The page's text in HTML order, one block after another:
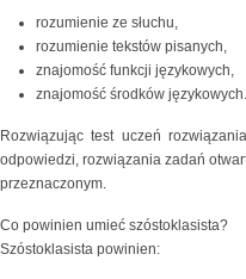
rozumienie ze słuchu,
rozumienie tekstów pisanych,
znajomość funkcji językowych,
znajomość środków językowych.
Rozwiązując test uczeń
odpowiedzi, rozwiązania zadań
przeznaczonym.
Co powinien umieć szóstoklasista?
Szóstoklasista powinien: